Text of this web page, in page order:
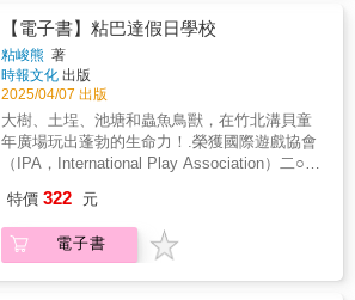
嚴。──姚立德／新北市五股國小教務主任◎隨
著作者釐清教師積極與消極的義務邊界，了解
「什麼該做、什麼不能做、做到哪裡才算合
法。」，而也正是自媒體時代，當「教育熱
忱」、「全民線上辦案」，遇上了生硬的「法
律邏輯」，閱讀本書真的是保障自己權益的重
要方向。──陳香吟／新北市光華國小教師 ◎目
前甚至未來的環境，老師的法律素養變得非常
重要。──陳勇延／國立興大附中退休校長、延
司纏身？2》透過實際案例解析，並提供實用經
驗與心法，讓教學現場的教師能快速理解硬梆
梆的法條。「做正確的事」是我們應該學習
綜整成孩子極度需要的六項競爭力。第一章：
國際力——跨越國界的視野從國際力來看，孩
子未來的競爭力將比我們更為激烈，且未來的
工作職場將更具國際挑戰。基於這個原因，我
羅列了「國際力」的八篇文章，引導師長帶著
孩子一起學習。我也特別融入了「行旅世界」
的視角，讓師長們知道國際力的引導，絕不是
是可以採輕鬆的角度去關照一切。第二章：素
養力——跨域思考的實踐「素養力」是教育的
新興名詞，內容非常廣泛。整體而言，它在培
養孩子活化、創新、跨域、思考的能力。尤其
溫柔的內在力量。───｜這本書可以幫您解決
什麼問題或困擾？｜───解決家長與老師不知
道該如何培養孩子未來能力的焦慮，幫助您把
抽象理念轉化為具體做法。▶▶▶作者序首
先，我謹以一顆感恩與充滿欣喜的心，謝謝出
版社的支持，以及一路支持我完成這本書的朋
友們。我同樣以欣喜的心，期待這本書能夠造
福更多的教師與家長，一起帶著孩子共學、共
好。未來的十年、二十年將是孩子們的天下，
本書，恰逢我任教滿二十年。這二十年來，我
持續於教育現場深耕，曾經在教室裡，也曾接
手教育局、教育部的相關工作; 曾在市區的學
個關鍵、兩個角度、三個理論、四個核心、五
個準備。第3章 教學技法前導介紹教材備課靈
感、教學範疇、教學目標設定等基礎概念。第4
章 教學技法介紹在AI及數位工具之外，必備
的「不插電」教學基本功。《教學人生〈下
冊〉：教學心法》教學要──【外行人聽懂，內
行人更懂】教學是──【輕鬆有趣學習，教學效
兩千份教材。楊田林老師在本書分享教學心
法、行政工作，以及數十年教學人生的實戰經
驗，助走在教學路上的你──■專業企管講師培
層出不窮， 怎麼做才能合乎情理法？ 除了教學
的本分之外，老師的培訓過程中， 非常缺乏法
治教育與人事管理的概念， 面臨教育現場最常
見的困境， 必須先提升自身的法律素養！ 本書
囊括教學現場各種常見議題與面向， 從班級經
營、教學現場、行政程序， 到性別平等、學生
獎懲、隱私權、霸凌及言論自由等， 以實際事
件、申評會處理方式及作者個人經驗， 幫助教
師們在面對多元又複雜的問題時，不再感到無
律面向心智圖 ☑建立老師必備的法律概念 ☑了
解教育現場事件與對應法條 ☑獲得實用的應對
及解決方法 【專文推薦】 ◎本書案例涵蓋幼兒
【電子書】粘巴達假日學校
粘峻熊 著
時報文化 出版
2025/04/07 出版
大樹、土埕、池塘和蟲魚鳥獸，在竹北溝貝童
年廣場玩出蓬勃的生命力！.榮獲國際遊戲協會
（IPA，International Play Association）二○二
假日學校是一所致力帶給孩子快樂童年的非典
型學校。.學校裡有大樹、有土埕、有動物、有
池塘、炊煙裊裊，是一間鼓勵孩子自由玩耍，
特價 322 元
電子書